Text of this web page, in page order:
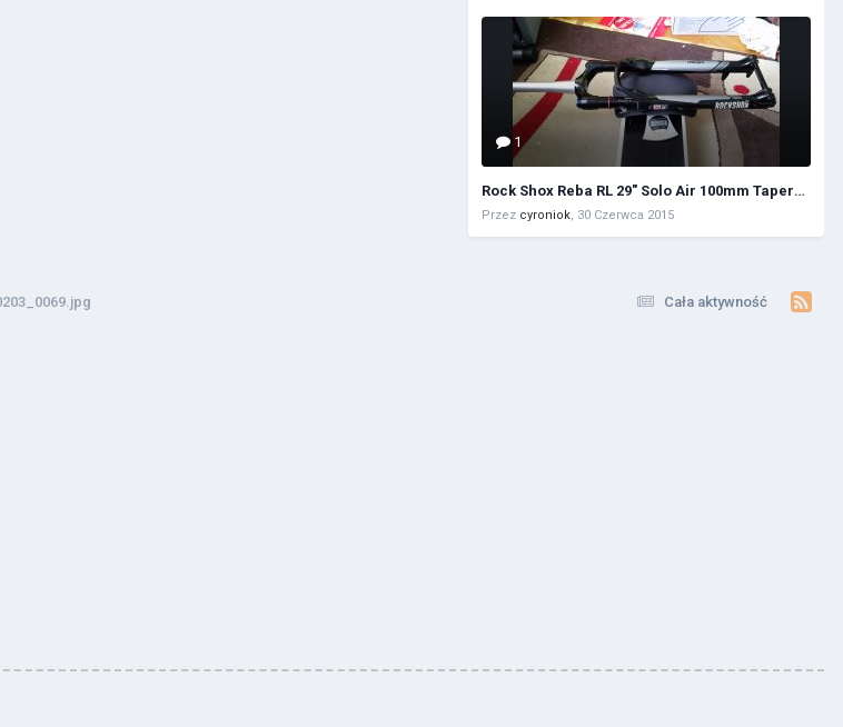
1
Rock Shox Reba RL 29" Solo Air 100mm Tapered ML15 2015
Przez cyroniok 30 Czerwca 2015
Cała aktywność